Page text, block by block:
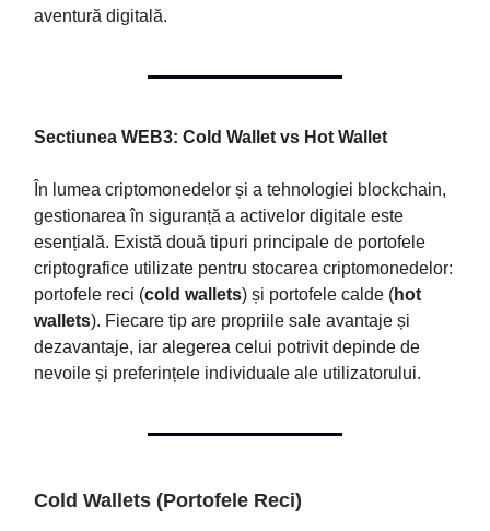
aventură digitală.
Sectiunea WEB3: Cold Wallet vs Hot Wallet
În lumea criptomonedelor și a tehnologiei blockchain,
gestionarea în siguranță a activelor digitale este
esențială. Există două tipuri principale de portofele
criptografice utilizate pentru stocarea criptomonedelor:
portofele reci (cold wallets) și portofele calde (hot
wallets). Fiecare tip are propriile sale avantaje și
dezavantaje, iar alegerea celui potrivit depinde de
nevoile și preferințele individuale ale utilizatorului.
Cold Wallets (Portofele Reci)